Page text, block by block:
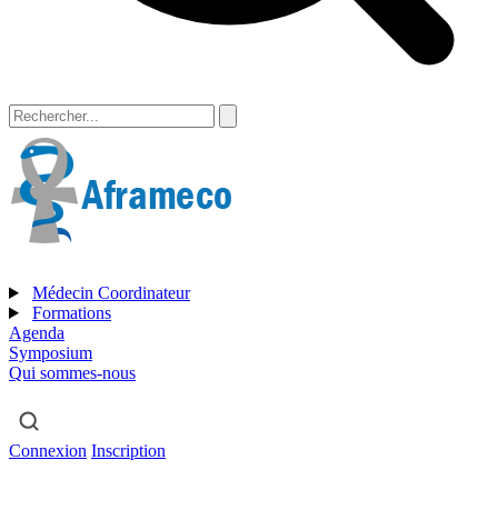
Médecin Coordinateur
Formations
Agenda
Symposium
Qui sommes-nous
Connexion Inscription